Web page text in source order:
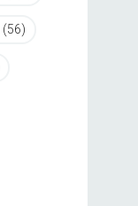
(56)